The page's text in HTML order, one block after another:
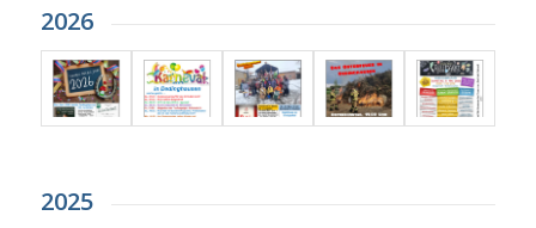
2026
2025